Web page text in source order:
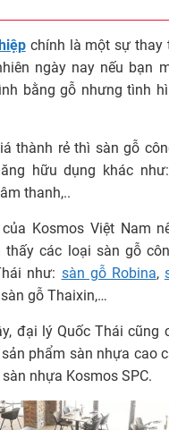
chính là một sự thay
ngày nay nếu bạn
bằng gỗ nhưng tình
thành rẻ thì sàn gỗ
hữu dụng khác
thanh,..
Kosmos Việt Nam
các loại sàn gỗ
như: sàn gỗ Robina,
sàn gỗ Thaixin,…
đại lý Quốc Thái cũng
phẩm sàn nhựa cao
nhựa Kosmos SPC.